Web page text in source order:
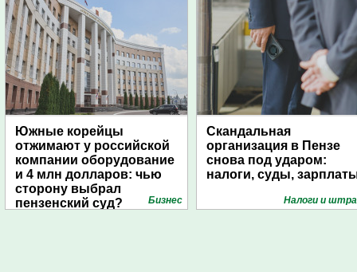
Южные корейцы
отжимают у российской
компании оборудование
и 4 млн долларов: чью
сторону выбрал
пензенский суд?
Бизнес
Скандальная
организация в Пензе
снова под ударом:
налоги, суды,
Налоги и